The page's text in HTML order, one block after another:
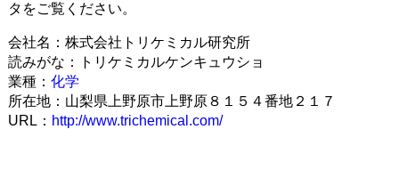
タをご覧ください。
会社名：株式会社トリケミカル研究所
読みがな：トリケミカルケンキュウショ
業種： 化学
所在地：山梨県上野原市上野原８１５４番地２１７
URL： http://www.trichemical.com/